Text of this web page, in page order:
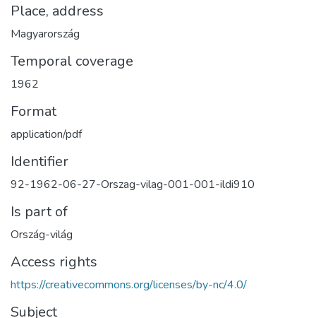
Place, address
Magyarország
Temporal coverage
1962
Format
application/pdf
Identifier
92-1962-06-27-Orszag-vilag-001-001-ildi910
Is part of
Ország-világ
Access rights
https://creativecommons.org/licenses/by-nc/4.0/
Subject